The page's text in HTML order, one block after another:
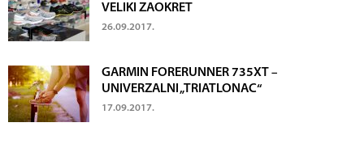
VELIKI ZAOKRET
26.09.2017.
GARMIN FORERUNNER 735XT –
UNIVERZALNI „TRIATLONAC“
17.09.2017.